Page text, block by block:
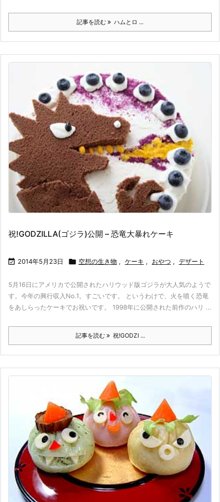
記事を読む ハムとロ ...
祝!GODZILLA(ゴジラ)公開 – 恐竜大暴れケーキ
 2014年5月23日  空想の生き物 , ケーキ , おやつ , デザート
5月16日にアメリカで公開されたハリウッド版ゴジラが大人気のようで
す。今年の興行収入No.1。すごいです。 というわけで、火を噴く恐竜
をあしらったケーキでお祝いです。 1998年に公開された前作のハリ ...
記事を読む 祝!GODZI ...